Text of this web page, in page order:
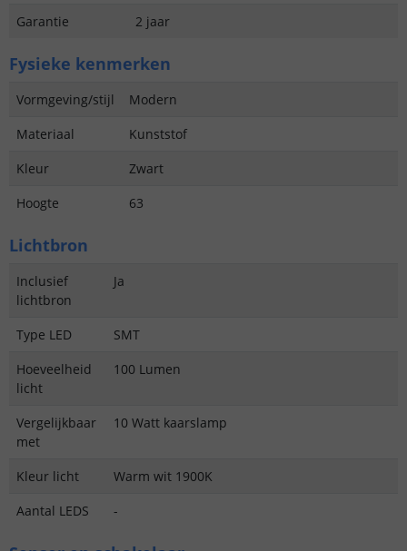
Garantie
2 jaar
Fysieke kenmerken
Vormgeving/stijl
Modern
Materiaal
Kunststof
Kleur
Zwart
Hoogte
63
Lichtbron
Inclusief
lichtbron
Ja
Type LED
SMT
Hoeveelheid
licht
100 Lumen
Vergelijkbaar
met
10 Watt kaarslamp
Kleur licht
Warm wit 1900K
Aantal LEDS
-